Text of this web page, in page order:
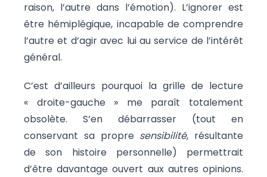
raison, l’autre dans l’émotion). L’ignorer est
être hémiplégique, incapable de comprendre
l’autre et d’agir avec lui au service de l’intérêt
général.
C’est d’ailleurs pourquoi la grille de lecture
« droite-gauche » me paraît totalement
obsolète. S’en débarrasser (tout en
conservant sa propre sensibilité, résultante
de son histoire personnelle) permettrait
d’être davantage ouvert aux autres opinions.